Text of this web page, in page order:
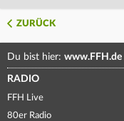
ZURÜCK
Du bist hier: www.FFH.de
RADIO
FFH Live
80er Radio